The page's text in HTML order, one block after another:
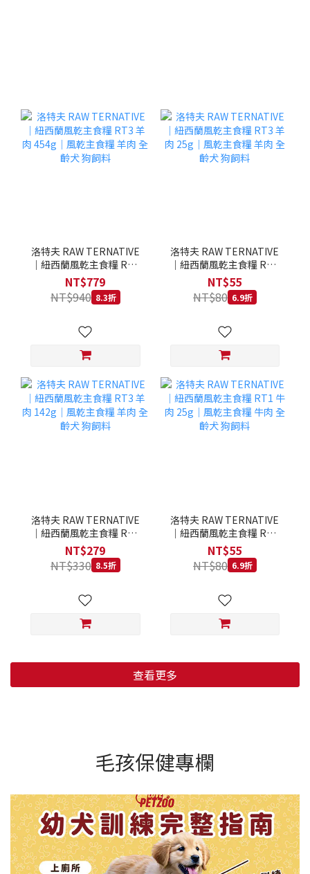
洛特夫 RAW TERNATIVE
｜紐西蘭風乾主食糧 RT3
羊肉 454g｜風乾主食糧 羊
肉 全齡犬 狗飼料
NT$779
NT$940 8.3折
洛特夫 RAW TERNATIVE
｜紐西蘭風乾主食糧 RT3
羊肉 25g｜風乾主食糧 羊
肉 全齡犬 狗飼料
NT$55
NT$80 6.9折
洛特夫 RAW TERNATIVE
｜紐西蘭風乾主食糧 RT3
羊肉 142g｜風乾主食糧 羊
肉 全齡犬 狗飼料
NT$279
NT$330 8.5折
洛特夫 RAW TERNATIVE
｜紐西蘭風乾主食糧 RT1
牛肉 25g｜風乾主食糧 牛
肉 全齡犬 狗飼料
NT$55
NT$80 6.9折
查看更多
毛孩保健專欄